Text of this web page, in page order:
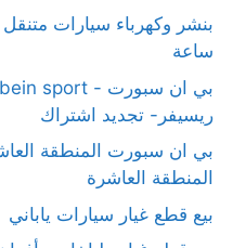
ساعة
ريسيفر- تجديد اشتراك
بي ان سبورت المنطقة
المنطقة العاشرة
بيع قطع غيار سيارات ياباني